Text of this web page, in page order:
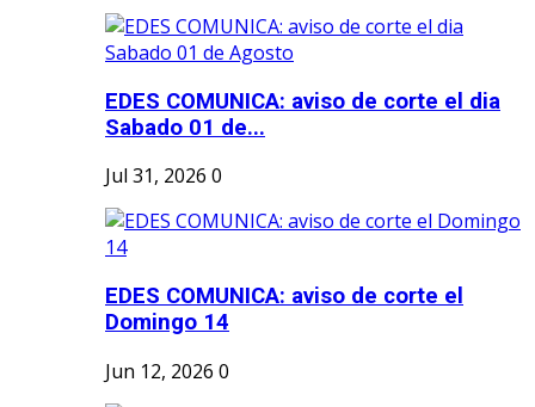
EDES COMUNICA: aviso de corte el dia
Sabado 01 de...
Jul 31, 2026 0
EDES COMUNICA: aviso de corte el
Domingo 14
Jun 12, 2026 0